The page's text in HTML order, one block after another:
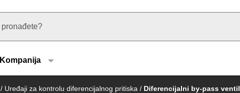
Kompanija
/ Uređaji za kontrolu diferencijalnog pritiska / Diferencijalni by-pass ventil